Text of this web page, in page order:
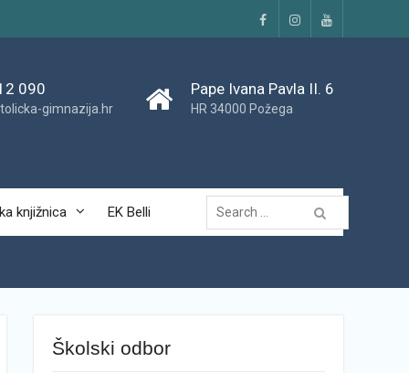
FacebookInstagramYouTube
090
gimnazija.hr
Pape Ivana Pavla II. 6
HR 34000 Požega
knjižnica EK Belli
Traži...
Školski odbor